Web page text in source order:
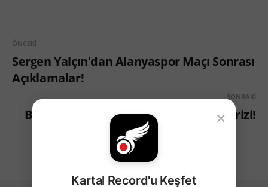
ÖNCEKI
Sergen Yalçın'dan Alanyaspor Maçı Sonrası
Açıklamalar!
SONRAKI
Beşiktaş'ta Portekizli Orta Saha Sürprizi!
×
Kartal Record'u Keşfet